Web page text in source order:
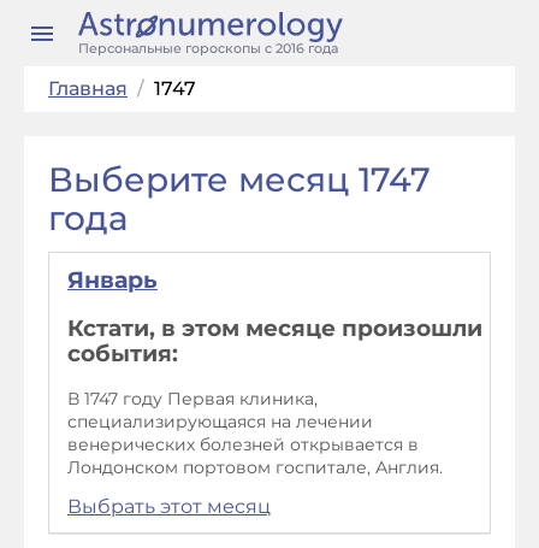
Персональные гороскопы с 2016 года
Главная / 1747
Выберите месяц 1747
года
Январь
Кстати, в этом месяце произошли
события:
В 1747 году Первая клиника,
специализирующаяся на лечении
венерических болезней открывается в
Лондонском портовом госпитале, Англия.
Выбрать этот месяц